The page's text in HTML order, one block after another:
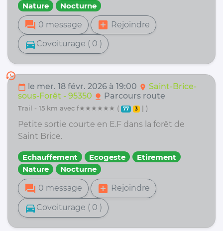
Nature
Nocturne
forum 0 message add_box Rejoindre
directions_car Covoiturage ( 0 )
history
calendar_today le mer. 18 févr. 2026 à 19:00 location_on Saint-Brice-
sous-Forêt - 95350 nature Parcours route
trail - 15 km avec f★★★★★★ ( 77 3 | )
Petite sortie courte en E.F dans la forêt de
Saint Brice.
Echauffement Ecogeste
Etirement
Nature
Nocturne
forum 0 message add_box Rejoindre
directions_car Covoiturage ( 0 )